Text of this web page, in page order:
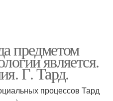
предметом
является.
Г. Тард.
процессов Тард